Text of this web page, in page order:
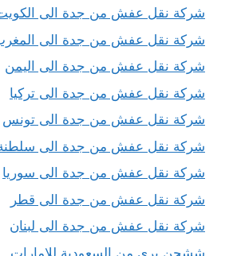
شركة نقل عفش من جدة الى
شركة نقل عفش من جدة الى
شركة نقل عفش من جدة الى اليمن
شركة نقل عفش من جدة الى تركيا
شركة نقل عفش من جدة الى تونس
شركة نقل عفش من جدة الى
شركة نقل عفش من جدة الى سوريا
شركة نقل عفش من جدة الى قطر
شركة نقل عفش من جدة الى لبنان
ششحن برى من السعودية للامارات